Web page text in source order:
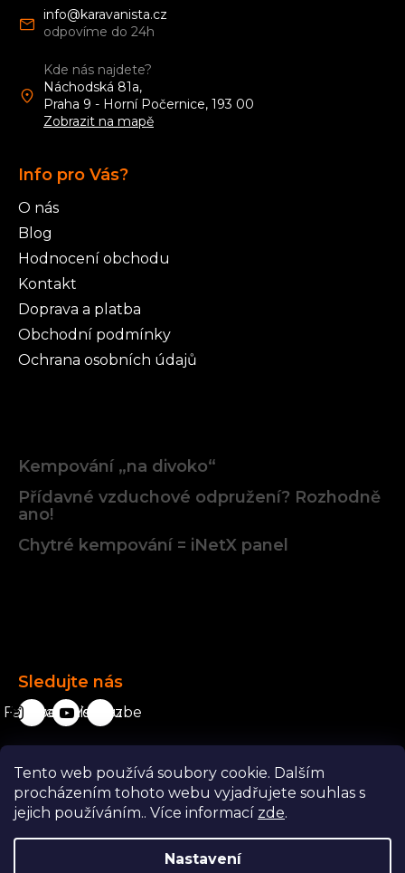
Tento web používá soubory cookie. Dalším
procházením tohoto webu vyjadřujete souhlas s
jejich používáním.. Více informací zde.
Nastavení
info@karavanista.cz
Kde nás najdete?
Náchodská 81a,
Praha 9 - Horní Počernice, 193 00
Zobrazit na mapě
Info pro Vás?
O nás
Blog
Hodnocení obchodu
Kontakt
Doprava a platba
Obchodní podmínky
Ochrana osobních údajů
Kempování „na divoko“
Přídavné vzduchové odpružení? Rozhodně
ano!
Chytré kempování = iNetX panel
Sledujte nás
Facebook
karavanista.cz
YouTube
Odstoupit od smlouvy